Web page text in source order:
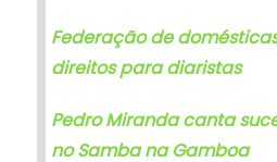
Federação de
direitos para diaristas
Pedro Miranda canta
no Samba na Gamboa